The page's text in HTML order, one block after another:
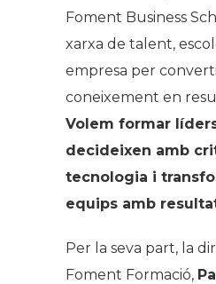
Foment Business
xarxa de talent,
empresa per
coneixement en
Volem formar
decideixen amb
tecnologia i
equips amb
Per la seva part, la
Foment Formació,